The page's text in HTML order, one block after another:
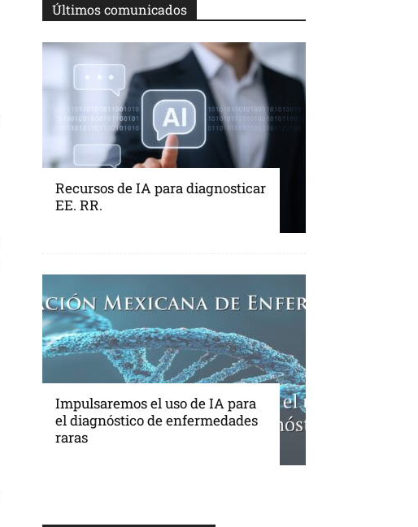
Últimos comunicados
Recursos de IA para diagnosticar
EE. RR.
Impulsaremos el uso de IA para
el diagnóstico de enfermedades
raras